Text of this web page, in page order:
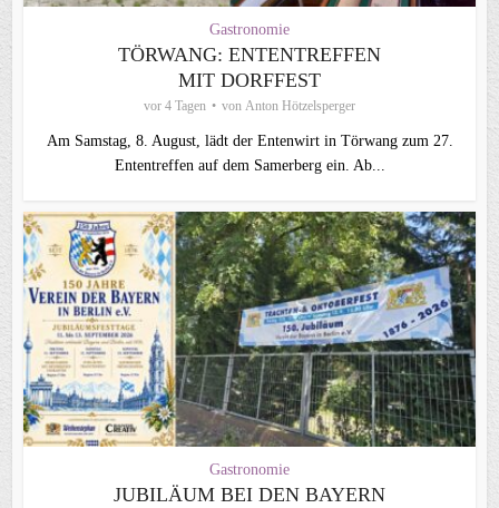
Gastronomie
TÖRWANG: ENTENTREFFEN
MIT DORFFEST
vor 4 Tagen von Anton Hötzelsperger
Am Samstag, 8. August, lädt der Entenwirt in Törwang zum 27.
Ententreffen auf dem Samerberg ein. Ab...
Gastronomie
JUBILÄUM BEI DEN BAYERN